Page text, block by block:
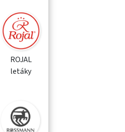
ROJAL
letáky